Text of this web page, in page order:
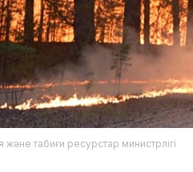
табиғи ресурстар министрлігі